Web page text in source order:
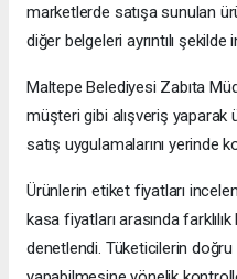
marketlerde satışa sunulan
diğer belgeleri ayrıntılı şekilde
Maltepe Belediyesi Zabıta
müşteri gibi alışveriş yaparak
satış uygulamalarını yerinde
Ürünlerin etiket fiyatları
kasa fiyatları arasında
denetlendi. Tüketicilerin